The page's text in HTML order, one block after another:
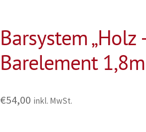
Barsystem „Holz
Barelement
€54,00 inkl. MwSt.